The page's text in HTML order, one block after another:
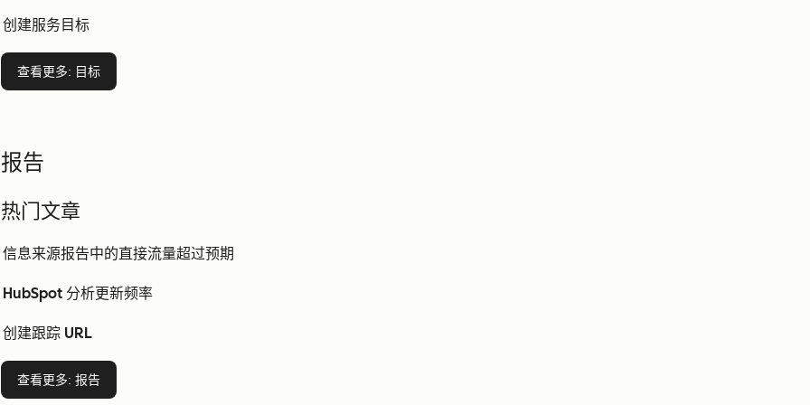
创建服务目标
查看更多: 目标
报告
热门文章
信息来源报告中的直接流量超过预期
HubSpot 分析更新频率
创建跟踪 URL
查看更多: 报告